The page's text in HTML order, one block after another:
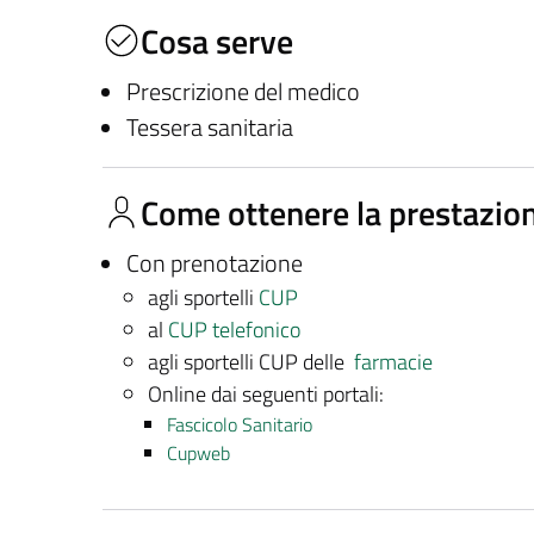
Cosa serve
Prescrizione del medico
Tessera sanitaria
Come ottenere la
Con prenotazione
agli sportelli CUP
al CUP telefonico
agli sportelli CUP delle farmacie
Online dai seguenti portali:
Fascicolo Sanitario
Cupweb